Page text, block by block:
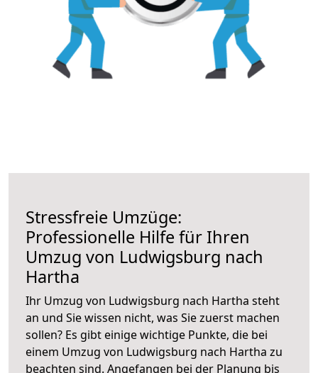
Stressfreie Umzüge:
Professionelle Hilfe für Ihren
Umzug von Ludwigsburg nach
Hartha
Ihr Umzug von Ludwigsburg nach Hartha steht
an und Sie wissen nicht, was Sie zuerst machen
sollen? Es gibt einige wichtige Punkte, die bei
einem Umzug von Ludwigsburg nach Hartha zu
beachten sind. Angefangen bei der Planung bis